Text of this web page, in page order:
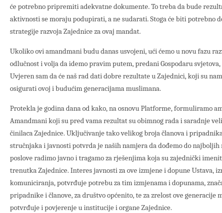
će potrebno pripremiti adekvatne dokumente. To treba da bude
aktivnosti se moraju podupirati, a ne sudarati. Stoga će biti potrebno
strategije razvoja Zajednice za ovaj mandat.
Ukoliko ovi amandmani budu danas usvojeni, ući ćemo u novu fazu
odlučnost i volja da idemo pravim putem, predani Gospodaru svjetova,
Uvjeren sam da će naš rad dati dobre rezultate u Zajednici, koji su
osigurati ovoj i budućim generacijama muslimana.
Protekla je godina dana od kako, na osnovu Platforme, formuliramo
Amandmani koji su pred vama rezultat su obimnog rada i saradnje
činilaca Zajednice. Uključivanje tako velikog broja članova i
stručnjaka i javnosti potvrda je naših namjera da dođemo do najboljih
poslove radimo javno i tragamo za rješenjima koja su zajednički
trenutka Zajednice. Interes javnosti za ove izmjene i dopune Ustava,
komuniciranja, potvrđuje potrebu za tim izmjenama i dopunama,
pripadnike i članove, za društvo općenito, te za zrelost ove generacije
potvrđuje i povjerenje u institucije i organe Zajednice.